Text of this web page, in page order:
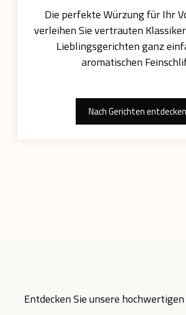
Die perfekte Würzung für Ihr
verleihen Sie vertrauten
Lieblingsgerichten ganz
aromatischen
Nach Gerichten entdecken
Entdecken Sie unsere